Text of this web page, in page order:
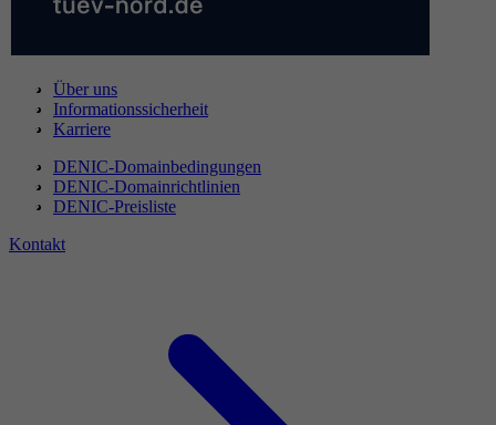
Über uns
Informationssicherheit
Karriere
DENIC-Domainbedingungen
DENIC-Domainrichtlinien
DENIC-Preisliste
Kontakt